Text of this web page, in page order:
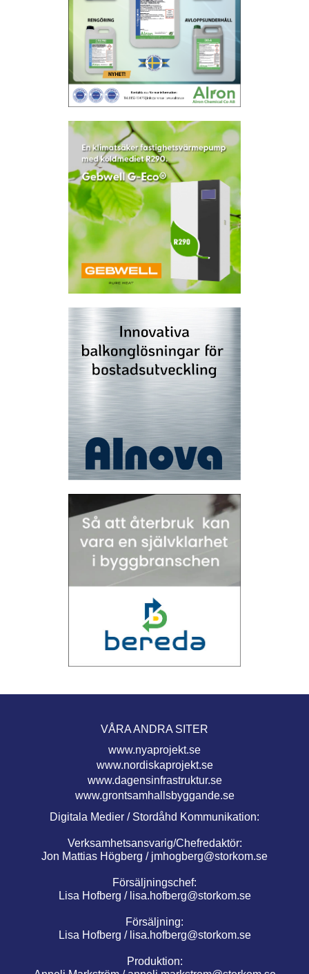
VÅRA ANDRA SITER
www.nyaprojekt.se
www.nordiskaprojekt.se
www.dagensinfrastruktur.se
www.grontsamhallsbyggande.se
Digitala Medier / Stordåhd Kommunikation:
Verksamhetsansvarig/Chefredaktör:
Jon Mattias Högberg / jmhogberg@storkom.se
Försäljningschef:
Lisa Hofberg / lisa.hofberg@storkom.se
Försäljning:
Lisa Hofberg / lisa.hofberg@storkom.se
Produktion: